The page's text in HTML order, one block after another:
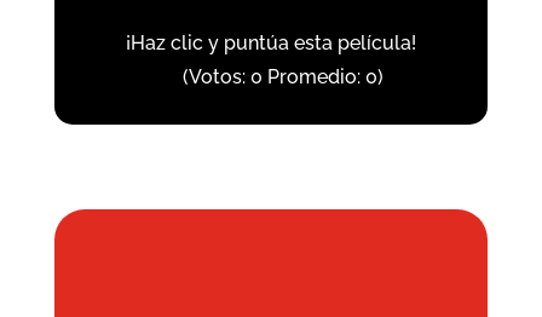
¡Haz clic y puntúa esta película!
(Votos: 0 Promedio: 0)